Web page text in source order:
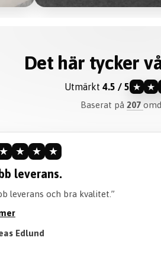
Det här tycker
Utmärkt 4.5 / 5 ★ ★
Baserat på 207
★ ★ ★ ★
verkligen.
är perfekt och går att tvätta
Rekommenderar verkligen att